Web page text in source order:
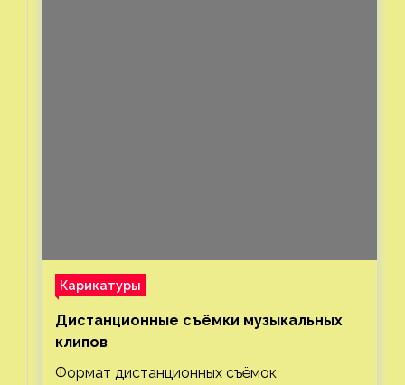
Карикатуры
Дистанционные съёмки музыкальных
клипов⁠⁠
Формат дистанционных съёмок